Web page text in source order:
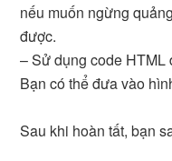
nếu muốn ngừng
được.
– Sử dụng code HTML
Bạn có thể đưa vào
Sau khi hoàn tất, bạn